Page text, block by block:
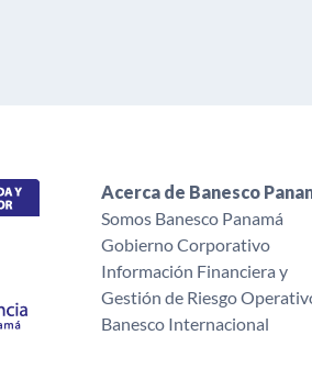
Acerca de Banesco
Somos Banesco Panamá
Gobierno Corporativo
Información Financiera y
Gestión de Riesgo
Banesco Internacional